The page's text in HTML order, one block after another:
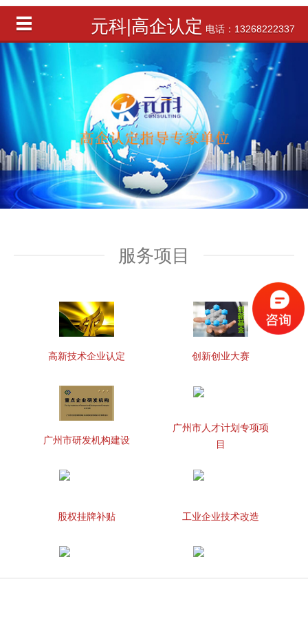
元科|高企认定 电话：13268222337
服务项目
高新技术企业认定 创新创业大赛
广州市研发机构建设
广州市人才计划专项项
目
股权挂牌补贴 工业企业技术改造